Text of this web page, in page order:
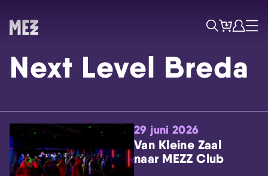
Skip navigatie
ZoekTicketsAccount
Menu
Next Level Breda
29 juni 2026
Van Kleine Zaal
naar MEZZ Club